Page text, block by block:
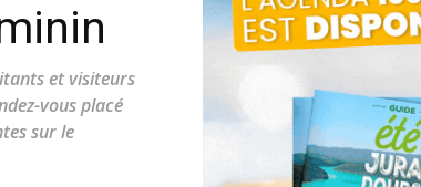
et visiteurs
vous placé
sur le